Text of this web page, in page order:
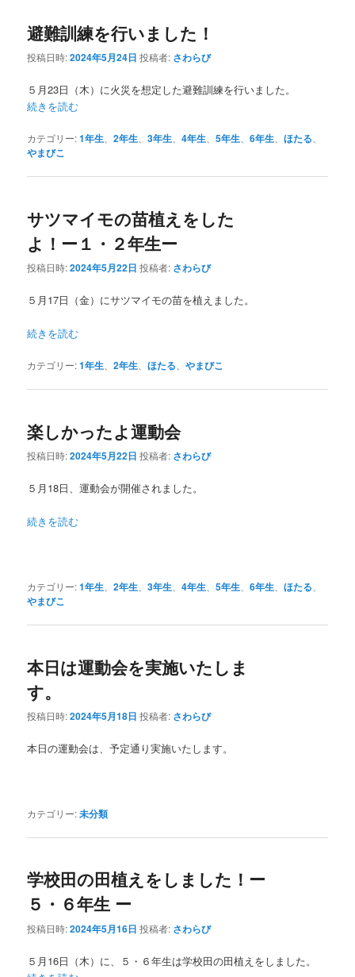
避難訓練を行いました！
投稿日時:2024年5月24日 投稿者: さわらび
５月23日（木）に火災を想定した避難訓練を行いました。
続きを読む
カテゴリー:1年生 、2年生 、3年生 、4年生 、5年生 、6年生 、ほたる
やまびこ
サツマイモの苗植えをした
よ！ー１・２年生ー
投稿日時:2024年5月22日 投稿者: さわらび
５月17日（金）にサツマイモの苗を植えました。
続きを読む
カテゴリー:1年生 、2年生 、ほたる 、やまびこ
楽しかったよ運動会
投稿日時:2024年5月22日 投稿者: さわらび
５月18日、運動会が開催されました。
続きを読む
カテゴリー:1年生 、2年生 、3年生 、4年生 、5年生 、6年生 、ほたる
やまびこ
本日は運動会を実施いたしま
す。
投稿日時:2024年5月18日 投稿者: さわらび
本日の運動会は、予定通り実施いたします。
カテゴリー:未分類
学校田の田植えをしました！ー
５・６年生 ー
投稿日時:2024年5月16日 投稿者: さわらび
５月16日（木）に、５・６年生は学校田の田植えをしました。